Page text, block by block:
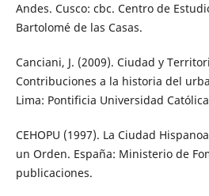
Andes. Cusco: cbc. Centro de
Bartolomé de las Casas.
Canciani, J. (2009). Ciudad y
Contribuciones a la historia del
Lima: Pontificia Universidad
CEHOPU (1997). La Ciudad
un Orden. España: Ministerio de
publicaciones.